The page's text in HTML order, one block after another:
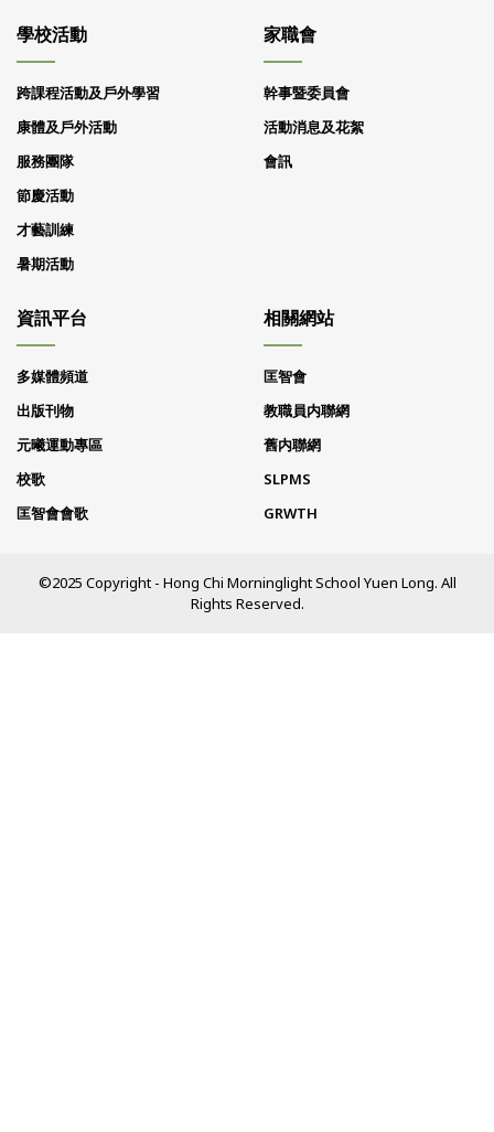
學校活動
跨課程活動及戶外學習
康體及戶外活動
服務團隊
節慶活動
才藝訓練
暑期活動
家職會
幹事暨委員會
活動消息及花絮
會訊
資訊平台
多媒體頻道
出版刊物
元曦運動專區
校歌
匡智會會歌
相關網站
匡智會
教職員内聯網
舊内聯網
SLPMS
GRWTH
©2025 Copyright - Hong Chi Morninglight School Yuen Long. All
Rights Reserved.